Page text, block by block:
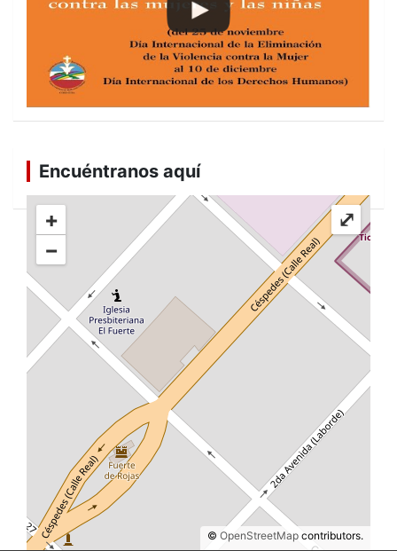
Encuéntranos aquí
+
−
© OpenStreetMap contributors.
⤢